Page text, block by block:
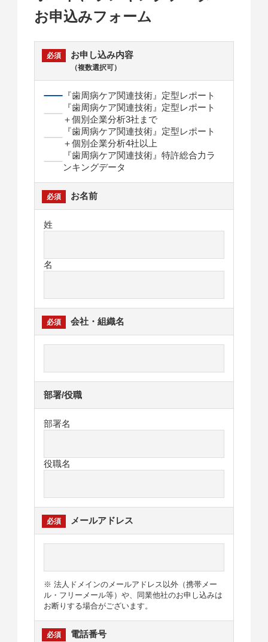
お申込みフォーム
お申し込み内容
（複数選択可）
『歯周病ケア関連技術』定型レポート
『歯周病ケア関連技術』定型レポート
＋個別企業分析3社まで
『歯周病ケア関連技術』定型レポート
＋個別企業分析4社以上
『歯周病ケア関連技術』特許総合力ラ
ンキングデータ
お名前
姓
名
会社・組織名
部署/役職
部署名
役職名
メールアドレス
※ 法人ドメインのメールアドレス以外（携帯メー
ル・フリーメール等）や、同業他社のお申し込みは
お断りする場合がございます。
電話番号